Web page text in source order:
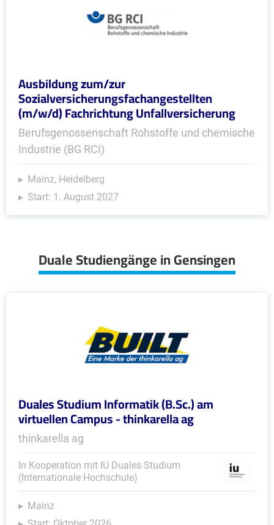
Ausbildung zum/zur
Sozialversicherungsfachangestellten
(m/w/d) Fachrichtung Unfallversicherung
Berufsgenossenschaft Rohstoffe und chemische
Industrie (BG RCI)
Mainz, Heidelberg
Start: 1. August 2027
Duale Studiengänge in Gensingen
Duales Studium Informatik (B.Sc.) am
virtuellen Campus - thinkarella ag
thinkarella ag
In Kooperation mit IU Duales Studium
(Internationale Hochschule)
Mainz